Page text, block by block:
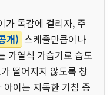
가 독감에 걸리자, 주
개) 스케줄만큼이나
가열식 가습기로 습도
떨어지지 않도록 창
이는 지독한 기침 증